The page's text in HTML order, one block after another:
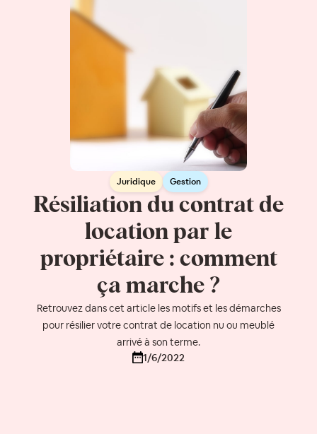
Juridique Gestion
Résiliation du contrat de
location par le
propriétaire : comment
ça marche ?
Retrouvez dans cet article les motifs et les démarches
pour résilier votre contrat de location nu ou meublé
arrivé à son terme.
1/6/2022